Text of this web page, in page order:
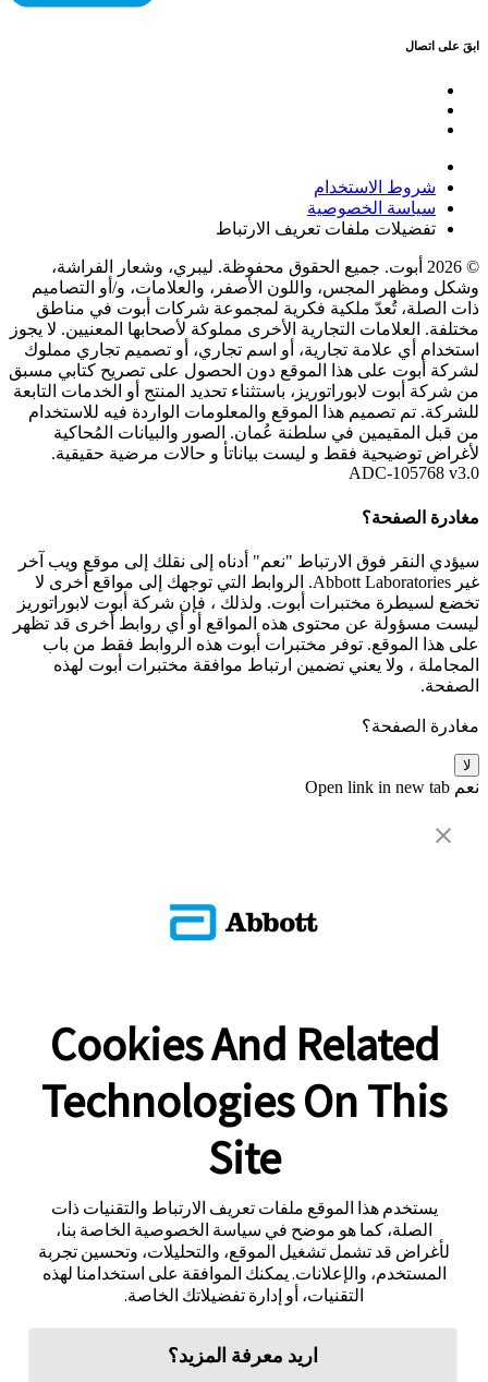
ابقَ على اتصال
شروط الاستخدام
سياسة الخصوصية
تفضيلات ملفات تعريف الارتباط
© 2026 أبوت. جميع الحقوق محفوظة. ليبري، وشعار الفراشة،
وشكل ومظهر المجس، واللون الأصفر، والعلامات، و/أو التصاميم
ذات الصلة، تُعدّ ملكية فكرية لمجموعة شركات أبوت في مناطق
مختلفة. العلامات التجارية الأخرى مملوكة لأصحابها المعنيين. لا يجوز
استخدام أي علامة تجارية، أو اسم تجاري، أو تصميم تجاري مملوك
لشركة أبوت على هذا الموقع دون الحصول على تصريح كتابي مسبق
من شركة أبوت لابوراتوريز، باستثناء تحديد المنتج أو الخدمات التابعة
للشركة. تم تصميم هذا الموقع والمعلومات الواردة فيه للاستخدام
من قبل المقيمين في سلطنة عُمان. الصور والبيانات المُحاكية
لأغراض توضيحية فقط و ليست بياناتأ و حالات مرضية حقيقية.
ADC-105768 v3.0
مغادرة الصفحة؟
سيؤدي النقر فوق الارتباط "نعم" أدناه إلى نقلك إلى موقع ويب آخر
غير Abbott Laboratories. الروابط التي توجهك إلى مواقع أخرى لا
تخضع لسيطرة مختبرات أبوت. ولذلك ، فإن شركة أبوت لابوراتوريز
ليست مسؤولة عن محتوى هذه المواقع أو أي روابط أخرى قد تظهر
على هذا الموقع. توفر مختبرات أبوت هذه الروابط فقط من باب
المجاملة ، ولا يعني تضمين ارتباط موافقة مختبرات أبوت لهذه
الصفحة.
مغادرة الصفحة؟
لا
نعم Open link in new tab
Cookies And Related
Technologies On This
Site
يستخدم هذا الموقع ملفات تعريف الارتباط والتقنيات ذات
الصلة، كما هو موضح في سياسة الخصوصية الخاصة بنا،
لأغراض قد تشمل تشغيل الموقع، والتحليلات، وتحسين تجربة
المستخدم، والإعلانات. يمكنك الموافقة على استخدامنا لهذه
التقنيات، أو إدارة تفضيلاتك الخاصة.
اريد معرفة المزيد؟